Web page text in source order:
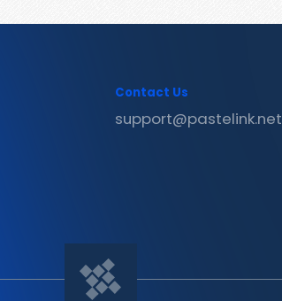
Contact Us
support@pastelink.net